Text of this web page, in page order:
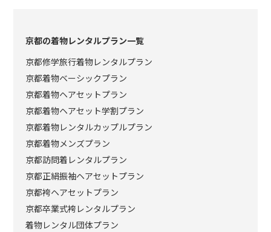
京都の着物レンタルプラン一覧
京都修学旅行着物レンタルプラン
京都着物ベーシックプラン
京都着物ヘアセットプラン
京都着物ヘアセット学割プラン
京都着物レンタルカップルプラン
京都着物メンズプラン
京都訪問着レンタルプラン
京都正絹振袖ヘアセットプラン
京都袴ヘアセットプラン
京都卒業式袴レンタルプラン
着物レンタル団体プラン